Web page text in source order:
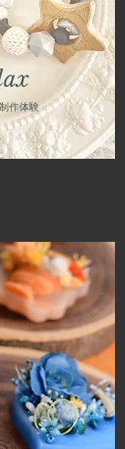
作体験